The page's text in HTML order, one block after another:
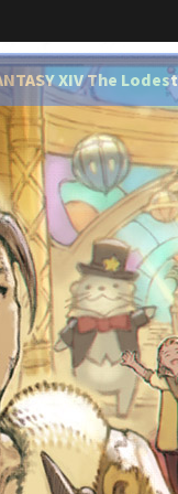
XIV The